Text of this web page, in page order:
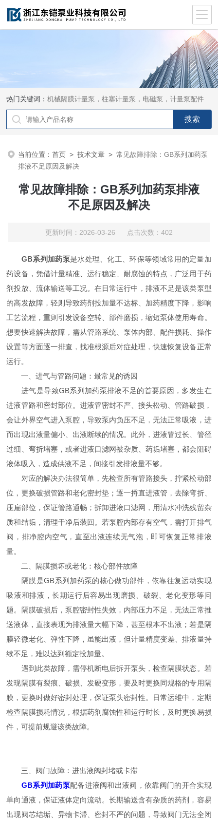
热门关键词：机械隔膜计量泵，柱塞计量泵，电磁泵，计量泵配件
当前位置：首页 >技术文章 >常见故障排除：GB系列加药泵
排液不足原因及解决
常见故障排除：GB系列加药泵排液
不足原因及解决
更新时间：2026-03-26 点击次数：402
GB系列加药泵是水处理、化工、环保等领域常用的定量加
药设备，凭借计量精准、运行稳定、耐腐蚀的特点，广泛用于药
剂投放、流体输送等工况。在日常运行中，排液不足是该类泵型
的高发故障，轻则导致药剂投加量不达标、加药精度下降，影响
工艺流程，重则引发设备空转、部件磨损，缩短泵体使用寿命。
想要快速解决故障，需从管路系统、泵体内部、配件损耗、操作
设置等方面逐一排查，找准根源后对症处理，快速恢复设备正常
运行。
一、进气与管路问题：最常见的诱因
进气是导致GB系列加药泵排液不足的首要原因，多发生在
进液管路和密封部位。进液管密封不严、接头松动、管路破损，
会让外界空气进入泵腔，导致泵内负压不足，无法正常吸液，进
而出现出液量偏小、出液断续的情况。此外，进液管过长、管径
过细、弯折堵塞，或者进液口滤网被杂质、药垢堵塞，都会阻碍
液体吸入，造成供液不足，间接引发排液量不够。
对应的解决办法很简单，先检查所有管路接头，拧紧松动部
位，更换破损管路和老化密封垫；逐一捋直进液管，去除弯折、
压扁部位，保证管路通畅；拆卸进液口滤网，用清水冲洗残留杂
质和结垢，清理干净后装回。若泵腔内部存有空气，需打开排气
阀，排净腔内空气，直至出液连续无气泡，即可恢复正常排液
量。
二、隔膜损坏或老化：核心部件故障
隔膜是GB系列加药泵的核心做功部件，依靠往复运动实现
吸液和排液，长期运行后容易出现磨损、破裂、老化变形等问
题。隔膜破损后，泵腔密封性失效，内部压力不足，无法正常推
送液体，直接表现为排液量大幅下降，甚至根本不出液；若是隔
膜轻微老化、弹性下降，虽能出液，但计量精度变差、排液量持
续不足，难以达到额定投加量。
遇到此类故障，需停机断电后拆开泵头，检查隔膜状态。若
发现隔膜有裂痕、破损、发硬变形，要及时更换同规格的专用隔
膜，更换时做好密封处理，保证泵头密封性。日常运维中，定期
检查隔膜损耗情况，根据药剂腐蚀性和运行时长，及时更换易损
件，可提前规避该类故障。
三、阀门故障：进出液阀封堵或卡滞
GB系列加药泵配备进液阀和出液阀，依靠阀门的开合实现
单向通液，保证液体定向流动。长期输送含有杂质的药剂，容易
出现阀芯结垢、异物卡滞、密封不严的问题，导致阀门无法全闭